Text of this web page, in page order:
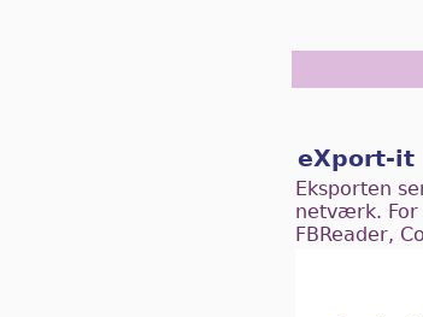
eXport-it
Eksporten
netværk. For
FBReader,